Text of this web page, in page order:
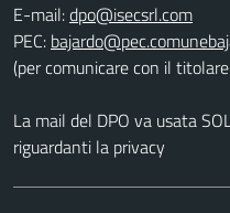
E-mail:
PEC:
(per comunicare con il
La mail del DPO va usata
riguardanti la privacy